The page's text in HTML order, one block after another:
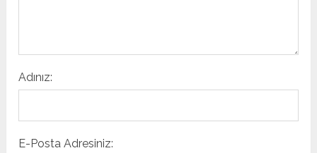
Adınız:
E-Posta Adresiniz: